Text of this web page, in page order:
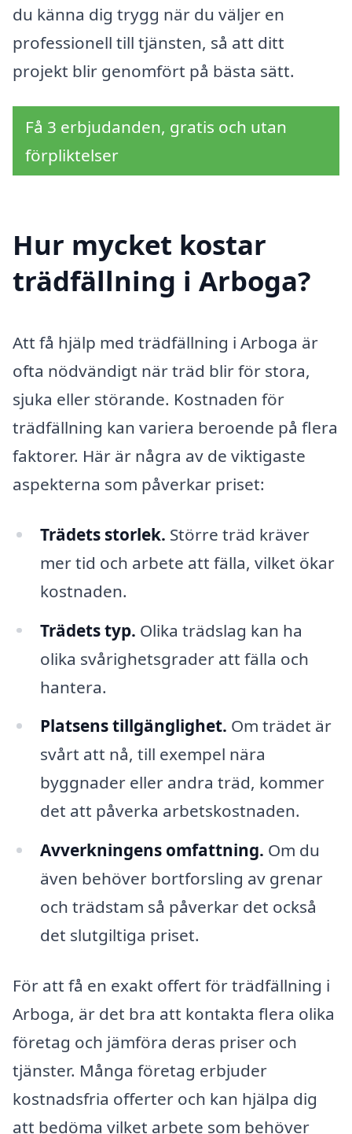
du känna dig trygg när du väljer en
professionell till tjänsten, så att ditt
projekt blir genomfört på bästa sätt.
Få 3 erbjudanden, gratis och utan
förpliktelser
Hur mycket kostar
trädfällning i Arboga?
Att få hjälp med trädfällning i Arboga är
ofta nödvändigt när träd blir för stora,
sjuka eller störande. Kostnaden för
trädfällning kan variera beroende på flera
faktorer. Här är några av de viktigaste
aspekterna som påverkar priset:
Trädets storlek. Större träd kräver
mer tid och arbete att fälla, vilket ökar
kostnaden.
Trädets typ. Olika trädslag kan ha
olika svårighetsgrader att fälla och
hantera.
Platsens tillgänglighet. Om trädet är
svårt att nå, till exempel nära
byggnader eller andra träd, kommer
det att påverka arbetskostnaden.
Avverkningens omfattning. Om du
även behöver bortforsling av grenar
och trädstam så påverkar det också
det slutgiltiga priset.
För att få en exakt offert för trädfällning i
Arboga, är det bra att kontakta flera olika
företag och jämföra deras priser och
tjänster. Många företag erbjuder
kostnadsfria offerter och kan hjälpa dig
att bedöma vilket arbete som behöver